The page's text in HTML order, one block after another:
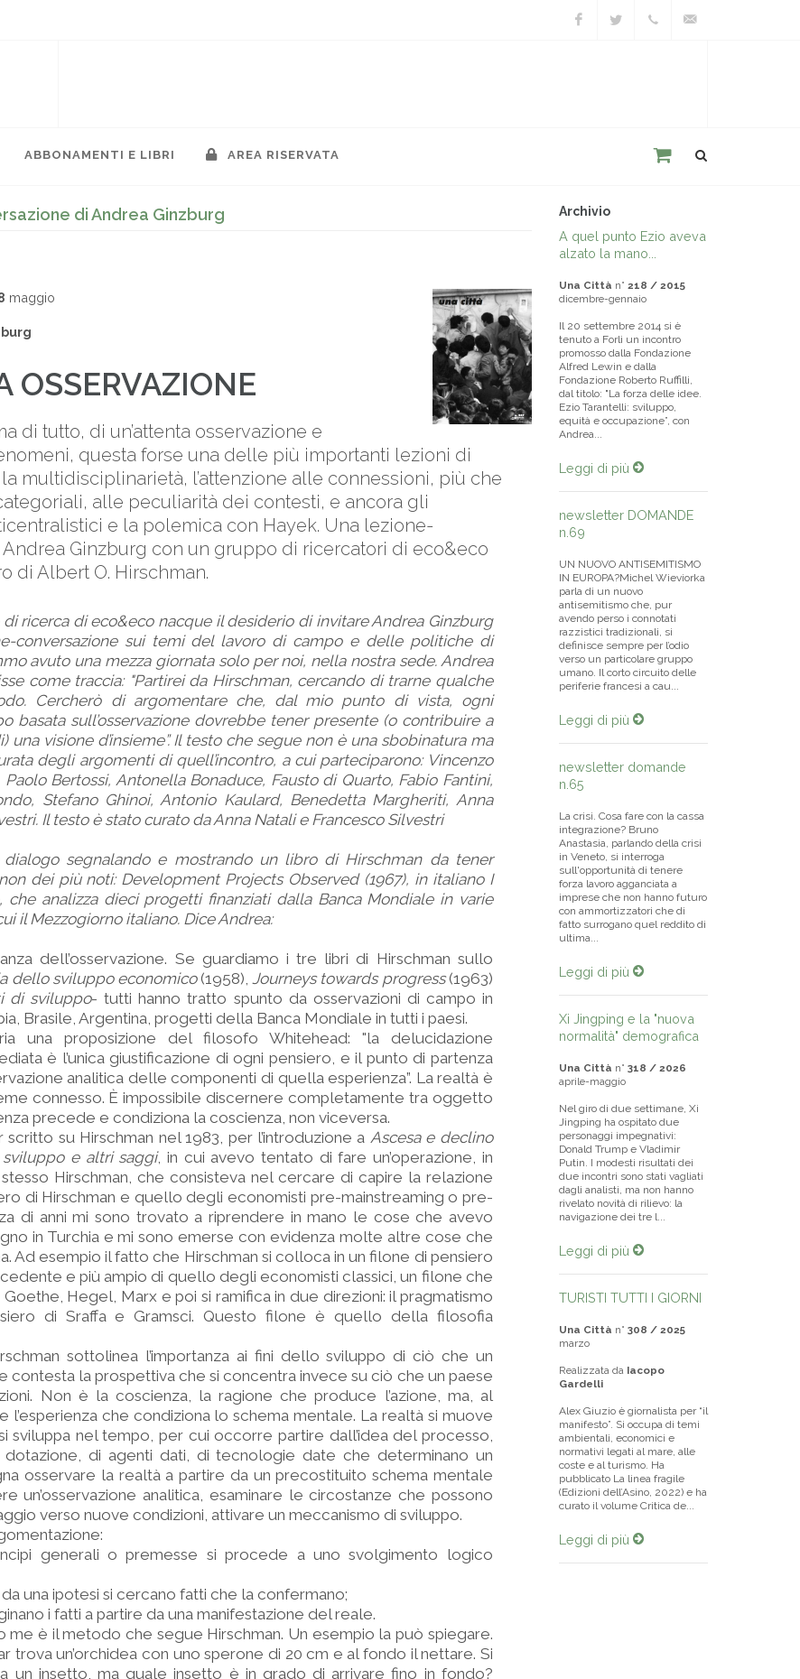
ABBONAMENTI E LIBRI AREA RISERVATA
di Andrea Ginzburg
maggio
OSSERVAZIONE
di tutto, di un’attenta osservazione e
questa forse una delle più importanti lezioni di
multidisciplinarietà, l’attenzione alle connessioni, più che
alle peculiarità dei contesti, e ancora gli
e la polemica con Hayek. Una lezione-
Ginzburg con un gruppo di ricercatori di eco&eco
di Albert O. Hirschman.
ricerca di eco&eco nacque il desiderio di invitare Andrea ­Ginzburg
conversazione sui temi del lavoro di campo e delle politiche di
avuto una mezza giornata solo per noi, nella nostra sede. Andrea
come traccia: "Partirei da Hirschman, cercando di trarne qualche
Cercherò di argomentare che, dal mio punto di vista, ogni
basata sull’osservazione dovrebbe tener presente (o contribuire a
una visione d’insieme”. Il testo che segue non è una sbobinatura ma
degli argomenti di quell’incontro, a cui parteciparono: Vincenzo
Bertossi, Antonella Bonaduce, Fausto di Quarto, Fabio Fantini,
Stefano Ghinoi, Antonio Kaulard, Benedetta Margheriti, Anna
Il testo è stato curato da Anna Natali e Francesco Silvestri
segnalando e mostrando un libro di Hirschman da tener
dei più noti: Development Projects Observed (1967), in italiano I
analizza dieci progetti finanziati dalla Banca Mondiale in varie
il Mezzogiorno italiano. Dice Andrea:
dell’osservazione. Se guardiamo i tre libri di Hirschman sullo
dello sviluppo economico(1958),Journeys towards progress(1963)
di sviluppo- tutti hanno tratto spunto da osservazioni di campo in
Brasile, Argentina, progetti della Banca Mondiale in tutti i paesi.
una proposizione del filosofo Whitehead: "la delucidazione
è l’unica giustificazione di ogni pensiero, e il punto di partenza
analitica delle componenti di quella esperienza”. La realtà è
connesso. È impossibile discernere completamente tra oggetto
precede e condiziona la coscienza, non viceversa.
su Hirschman nel 1983, per l’introduzione a Ascesa e declino
sviluppo e altri saggi, in cui avevo tentato di fare un’operazione, in
Hirschman, che consisteva nel cercare di capire la relazione
di Hirschman e quello degli economisti pre-mainstreaming o pre-
di anni mi sono trovato a riprendere in mano le cose che avevo
in Turchia e mi sono emerse con evidenza molte altre cose che
Ad esempio il fatto che Hirschman si colloca in un filone di pensiero
e più ampio di quello degli economisti classici, un filone che
Hegel, Marx e poi si ramifica in due direzioni: il pragmatismo
di Sraffa e Gramsci. Questo filone è quello della filosofia
sottolinea l’importanza ai fini dello sviluppo di ciò che un
contesta la prospettiva che si concentra invece su ciò che un paese
Non è la coscienza, la ragione che produce l’azione, ma, al
l’esperienza che condiziona lo schema mentale. La realtà si muove
sviluppa nel tempo, per cui occorre partire dall’idea del processo,
dotazione, di agenti dati, di tecnologie date che determinano un
osservare la realtà a partire da un precostituito schema mentale
un’osservazione analitica, esaminare le circostanze che possono
verso nuove condizioni, attivare un meccanismo di sviluppo.
generali o premesse si procede a uno svolgimento logico
da una ipotesi si cercano fatti che la confermano;
i fatti a partire da una manifestazione del reale.
me è il metodo che segue Hirschman. Un esempio la può spiegare.
trova un’orchidea con uno sperone di 20 cm e al fondo il nettare. Si
un insetto, ma quale insetto è in grado di arrivare fino in fondo?
Archivio
A quel punto Ezio aveva
alzato la mano...
Una Città n° 218 / 2015
dicembre-gennaio
Il 20 settembre 2014 si è
tenuto a Forlì un incontro
promosso dalla Fondazione
Alfred Lewin e dalla
Fondazione Roberto Ruffilli,
dal titolo: "La forza delle idee.
Ezio Tarantelli: sviluppo,
equità e occupazione”, con
Andrea...
Leggi di più
newsletter DOMANDE
n.69
UN NUOVO ANTISEMITISMO
IN EUROPA?Michel Wieviorka
parla di un nuovo
antisemitismo che, pur
avendo perso i connotati
razzistici tradizionali, si
definisce sempre per l’odio
verso un particolare gruppo
umano. Il corto circuito delle
periferie francesi a cau...
Leggi di più
newsletter domande
n.65
La crisi. Cosa fare con la cassa
integrazione? Bruno
Anastasia, parlando della crisi
in Veneto, si interroga
sull'opportunità di tenere
forza lavoro agganciata a
imprese che non hanno futuro
con ammortizzatori che di
fatto surrogano quel reddito di
ultima...
Leggi di più
Xi Jingping e la "nuova
normalità" demografica
Una Città n° 318 / 2026
aprile-maggio
Nel giro di due settimane, Xi
Jingping ha ospitato due
personaggi impegnativi:
Donald Trump e Vladimir
Putin. I modesti risultati dei
due incontri sono stati vagliati
dagli analisti, ma non hanno
rivelato novità di rilievo: la
navigazione dei tre l...
Leggi di più
TURISTI TUTTI I GIORNI
Una Città n° 308 / 2025
marzo
Realizzata da Iacopo
Gardelli
Alex Giuzio è giornalista per “il
manifesto”. Si occupa di temi
ambientali, economici e
normativi legati al mare, alle
coste e al turismo. Ha
pubblicato La linea fragile
(Edizioni dell’Asino, 2022) e ha
curato il volume Critica de...
Leggi di più